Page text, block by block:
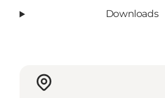
Downloads